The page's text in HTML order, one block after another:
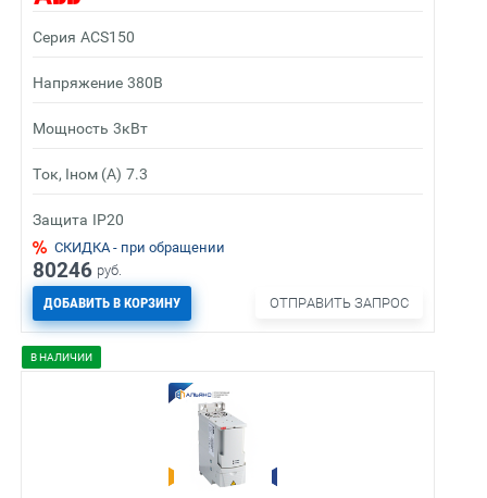
Серия ACS150
Напряжение 380В
Мощность 3кВт
Ток, Iном (А) 7.3
Защита IP20
СКИДКА - при обращении
80246 руб.
ДОБАВИТЬ В КОРЗИНУ ОТПРАВИТЬ ЗАПРОС
В НАЛИЧИИ